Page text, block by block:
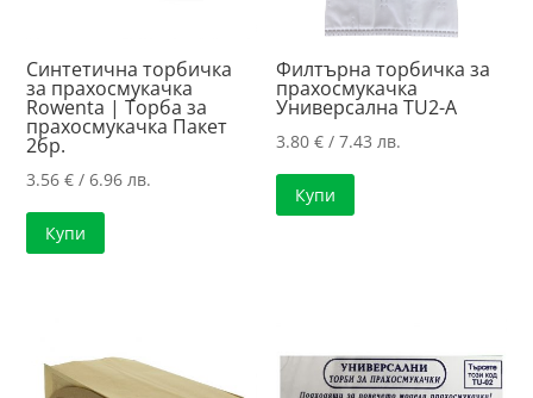
Синтетична торбичка
за прахосмукачка
Rowenta | Торба за
прахосмукачка Пакет
2бр.
3.56€ / 6.96 лв.
Купи
Филтърна торбичка за
прахосмукачка
Универсална TU2-A
3.80€ / 7.43 лв.
Купи